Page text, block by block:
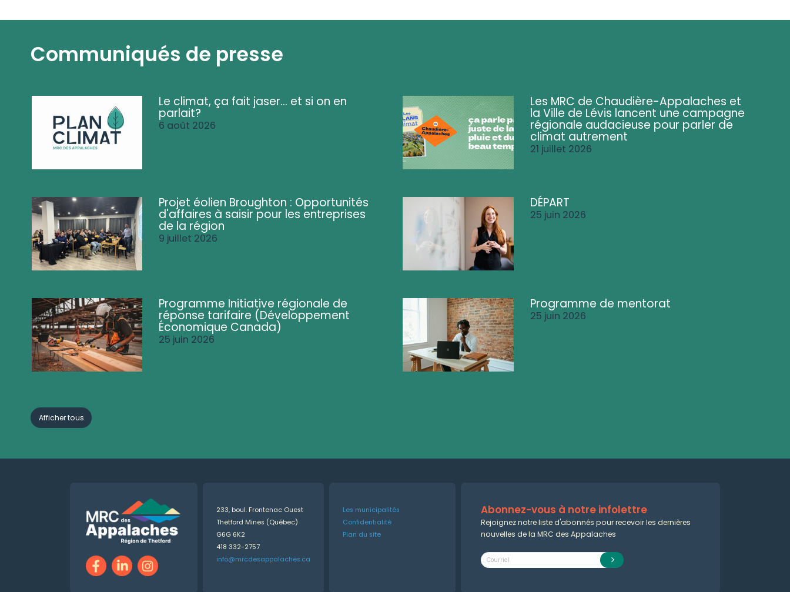
Communiqués de presse
Le climat, ça fait jaser... et si on en
parlait?
6 août 2026
Les MRC de Chaudière-Appalaches et
la Ville de Lévis lancent une campagne
régionale audacieuse pour parler de
climat autrement
21 juillet 2026
Projet éolien Broughton : Opportunités
d'affaires à saisir pour les entreprises
de la région
9 juillet 2026
DÉPART
25 juin 2026
Programme Initiative régionale de
réponse tarifaire (Développement
Économique Canada)
25 juin 2026
Programme de mentorat
25 juin 2026
Afficher tous
233, boul. Frontenac Ouest
Thetford Mines (Québec)
G6G 6K2
418 332-2757
info@mrcdesappalaches.ca
Les municipalités
Confidentialité
Plan du site
Abonnez-vous à notre infolettre
Rejoignez notre liste d'abonnés pour recevoir les dernières
nouvelles de la MRC des Appalaches